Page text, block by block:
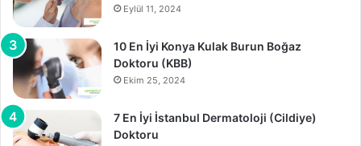
Eylül 11, 2024
10 En İyi Konya Kulak Burun Boğaz
Doktoru (KBB)
Ekim 25, 2024
7 En İyi İstanbul Dermatoloji (Cildiye)
Doktoru